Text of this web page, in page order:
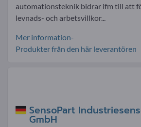
automationsteknik bidrar ifm till att
levnads- och arbetsvillkor...
Mer information-
Produkter från den här leverantören
SensoPart
GmbH